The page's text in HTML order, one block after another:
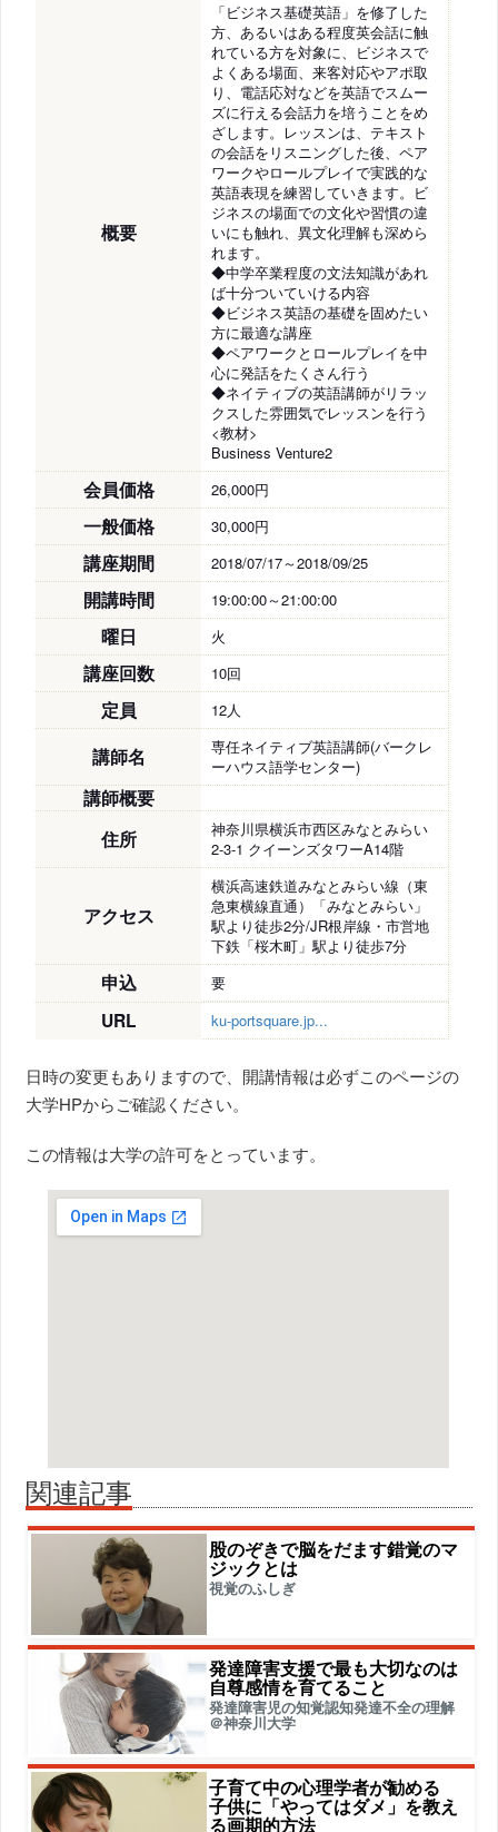
概要
「ビジネス基礎英語」を修了した
方、あるいはある程度英会話に触
れている方を対象に、ビジネスで
よくある場面、来客対応やアポ取
り、電話応対などを英語でスムー
ズに行える会話力を培うことをめ
ざします。レッスンは、テキスト
の会話をリスニングした後、ペア
ワークやロールプレイで実践的な
英語表現を練習していきます。ビ
ジネスの場面での文化や習慣の違
いにも触れ、異文化理解も深めら
れます。
◆中学卒業程度の文法知識があれ
ば十分ついていける内容
◆ビジネス英語の基礎を固めたい
方に最適な講座
◆ペアワークとロールプレイを中
心に発話をたくさん行う
◆ネイティブの英語講師がリラッ
クスした雰囲気でレッスンを行う
<教材>
Business Venture2
会員価格 26,000円
一般価格 30,000円
講座期間 2018/07/17～2018/09/25
開講時間 19:00:00～21:00:00
曜日 火
講座回数 10回
定員 12人
講師名
専任ネイティブ英語講師(バークレ
ーハウス語学センター)
講師概要
住所
神奈川県横浜市西区みなとみらい
2-3-1 クイーンズタワーA14階
アクセス
横浜高速鉄道みなとみらい線（東
急東横線直通）「みなとみらい」
駅より徒歩2分/JR根岸線・市営地
下鉄「桜木町」駅より徒歩7分
申込 要
URL ku-portsquare.jp...
日時の変更もありますので、開講情報は必ずこのページの
大学HPからご確認ください。
この情報は大学の許可をとっています。
関連記事
股のぞきで脳をだます錯覚のマ
ジックとは
視覚のふしぎ
発達障害支援で最も大切なのは
自尊感情を育てること
発達障害児の知覚認知発達不全の理解
＠神奈川大学
子育て中の心理学者が勧める
子供に「やってはダメ」を教え
る画期的方法